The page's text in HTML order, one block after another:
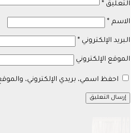
التعليق *
الاسم *
البريد الإلكتروني *
الموقع الإلكتروني
احفظ اسمي، بريدي الإلكتروني،